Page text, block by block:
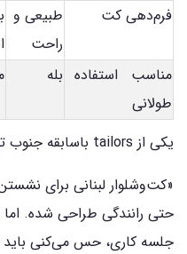
فرم‌دهی کت
طبیعی و
راحت
مناسب استفاده
طولانی
بله
یکی از tailors باسابقه جنوب تهران در توضیح تفاوت‌ها می‌گفت:
«کت‌وشلوار لبنانی برای
حتی رانندگی طراحی شده. اما
جلسه کاری، حس می‌کنی باید